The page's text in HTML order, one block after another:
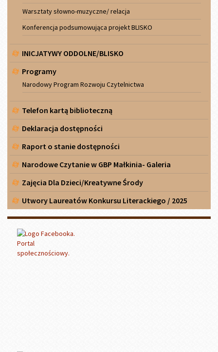
Warsztaty słowno-muzyczne/ relacja
Konferencja podsumowująca projekt BLISKO
INICJATYWY ODDOLNE/BLISKO
Programy
Narodowy Program Rozwoju Czytelnictwa
Telefon kartą biblioteczną
Deklaracja dostępności
Raport o stanie dostępności
Narodowe Czytanie w GBP Małkinia- Galeria
Zajęcia Dla Dzieci/Kreatywne Środy
Utwory Laureatów Konkursu Literackiego / 2025